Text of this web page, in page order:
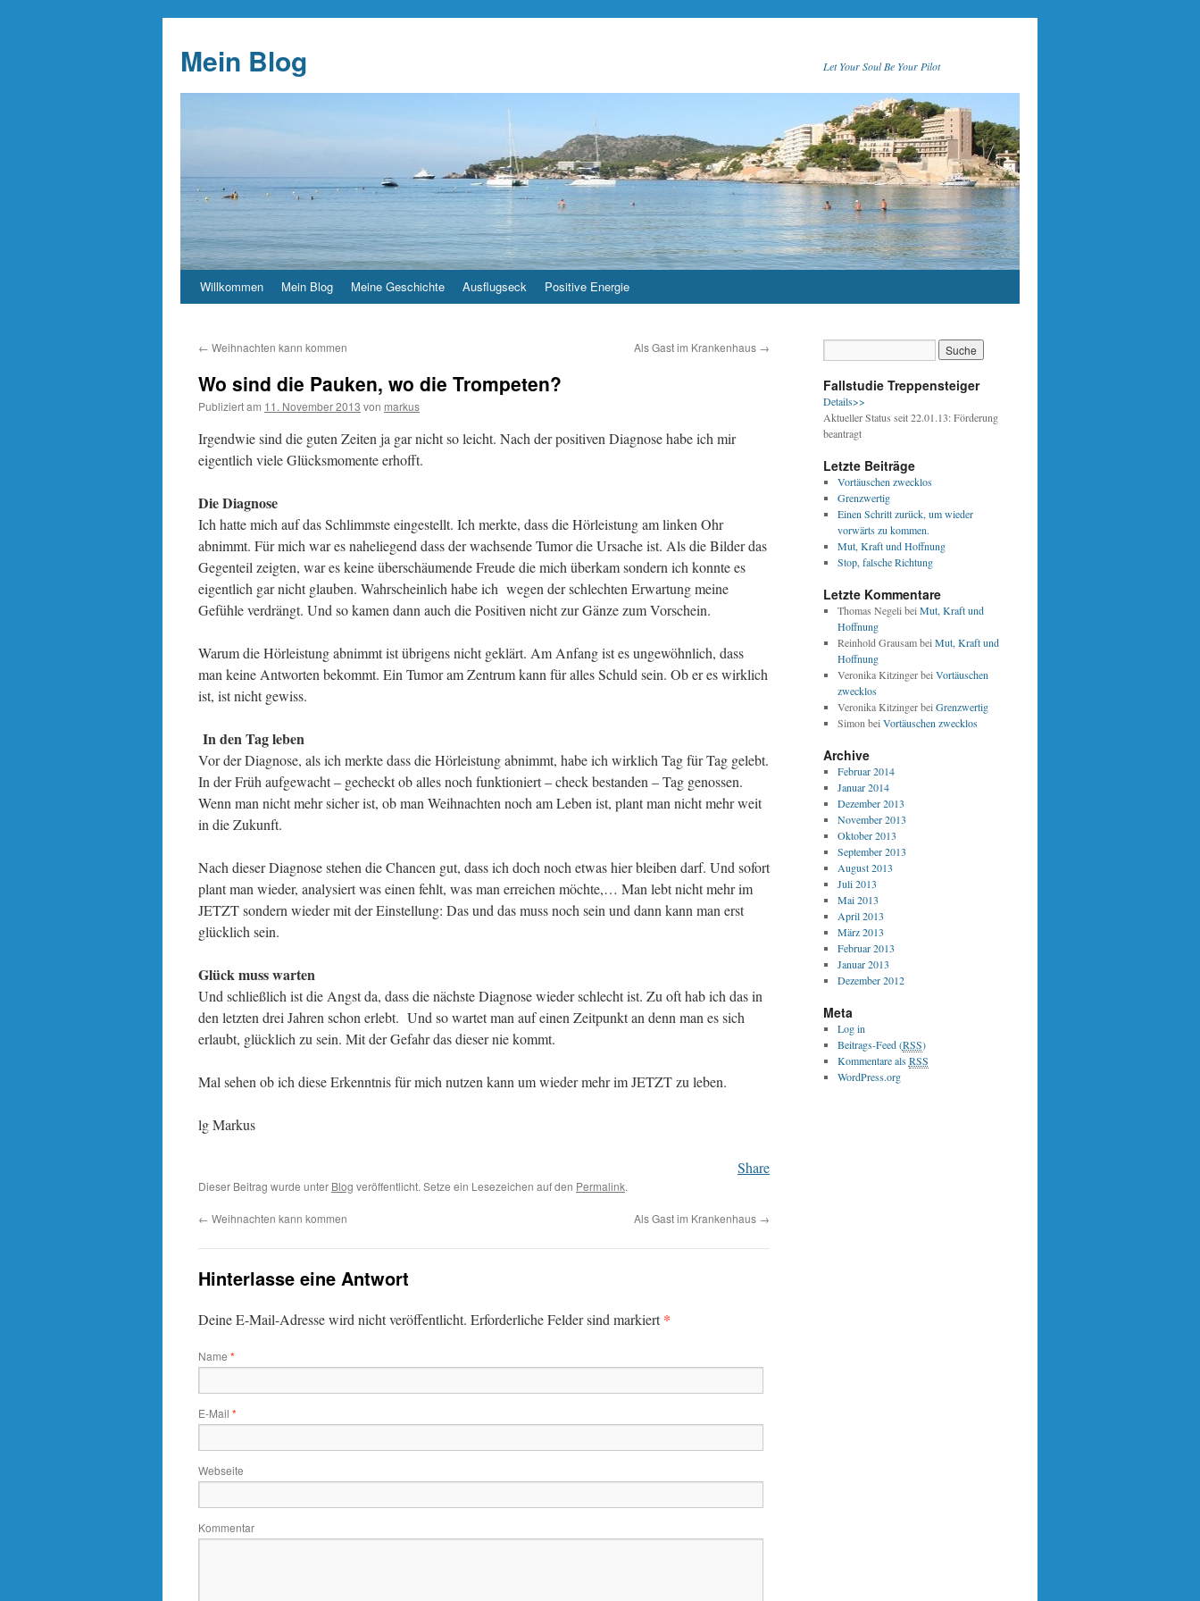
Mein Blog Let Your Soul Be Your Pilot
Willkommen Mein Blog Meine Geschichte Ausflugseck Positive Energie
← Weihnachten kann kommen Als Gast im Krankenhaus →
Wo sind die Pauken, wo die Trompeten?
Publiziert am 11. November 2013 von markus
Irgendwie sind die guten Zeiten ja gar nicht so leicht. Nach der positiven Diagnose habe ich mir
eigentlich viele Glücksmomente erhofft.
Die Diagnose
Ich hatte mich auf das Schlimmste eingestellt. Ich merkte, dass die Hörleistung am linken Ohr
abnimmt. Für mich war es naheliegend dass der wachsende Tumor die Ursache ist. Als die Bilder das
Gegenteil zeigten, war es keine überschäumende Freude die mich überkam sondern ich konnte es
eigentlich gar nicht glauben. Wahrscheinlich habe ich wegen der schlechten Erwartung meine
Gefühle verdrängt. Und so kamen dann auch die Positiven nicht zur Gänze zum Vorschein.
Warum die Hörleistung abnimmt ist übrigens nicht geklärt. Am Anfang ist es ungewöhnlich, dass
man keine Antworten bekommt. Ein Tumor am Zentrum kann für alles Schuld sein. Ob er es wirklich
ist, ist nicht gewiss.
In den Tag leben
Vor der Diagnose, als ich merkte dass die Hörleistung abnimmt, habe ich wirklich Tag für Tag gelebt.
In der Früh aufgewacht – gecheckt ob alles noch funktioniert – check bestanden – Tag genossen.
Wenn man nicht mehr sicher ist, ob man Weihnachten noch am Leben ist, plant man nicht mehr weit
in die Zukunft.
Nach dieser Diagnose stehen die Chancen gut, dass ich doch noch etwas hier bleiben darf. Und sofort
plant man wieder, analysiert was einen fehlt, was man erreichen möchte,… Man lebt nicht mehr im
JETZT sondern wieder mit der Einstellung: Das und das muss noch sein und dann kann man erst
glücklich sein.
Glück muss warten
Und schließlich ist die Angst da, dass die nächste Diagnose wieder schlecht ist. Zu oft hab ich das in
den letzten drei Jahren schon erlebt. Und so wartet man auf einen Zeitpunkt an denn man es sich
erlaubt, glücklich zu sein. Mit der Gefahr das dieser nie kommt.
Mal sehen ob ich diese Erkenntnis für mich nutzen kann um wieder mehr im JETZT zu leben.
lg Markus
Share
Dieser Beitrag wurde unter Blog veröffentlicht. Setze ein Lesezeichen auf den Permalink.
← Weihnachten kann kommen Als Gast im Krankenhaus →
Hinterlasse eine Antwort
Deine E-Mail-Adresse wird nicht veröffentlicht. Erforderliche Felder sind markiert*
Name *
E-Mail *
Webseite
Kommentar
Fallstudie Treppensteiger
Details>>
Aktueller Status seit 22.01.13: Förderung
beantragt
Letzte Beiträge
Vortäuschen zwecklos
Grenzwertig
Einen Schritt zurück, um wieder
vorwärts zu kommen.
Mut, Kraft und Hoffnung
Stop, falsche Richtung
Letzte Kommentare
Thomas Negeli bei Mut, Kraft und
Hoffnung
Reinhold Grausam bei Mut, Kraft und
Hoffnung
Veronika Kitzinger bei Vortäuschen
zwecklos
Veronika Kitzinger bei Grenzwertig
Simon bei Vortäuschen zwecklos
Archive
Februar 2014
Januar 2014
Dezember 2013
November 2013
Oktober 2013
September 2013
August 2013
Juli 2013
Mai 2013
April 2013
März 2013
Februar 2013
Januar 2013
Dezember 2012
Meta
Log in
Beitrags-Feed (RSS)
Kommentare alsRSS
WordPress.org